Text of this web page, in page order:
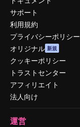
サポート
利用規約
プライバシーポリシー
オリジナル 新規
クッキーポリシー
トラストセンター
アフィリエイト
法人向け
運営